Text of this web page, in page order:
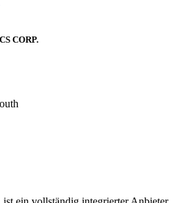
CORP.